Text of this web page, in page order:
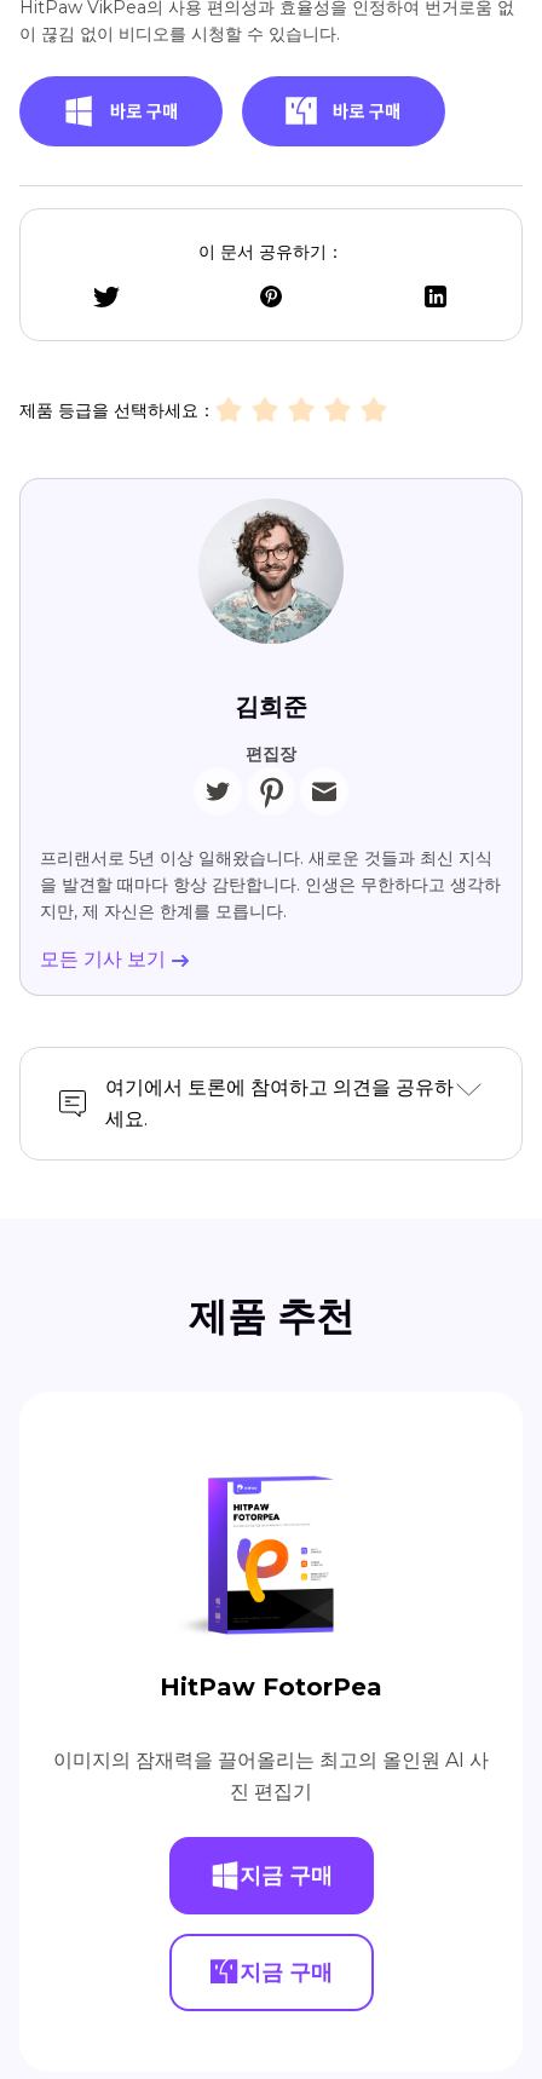
HitPaw VikPea의 사용 편의성과 효율성을 인정하여 번거로움 없
이 끊김 없이 비디오를 시청할 수 있습니다.
이 문서 공유하기：
제품 등급을 선택하세요：
김희준
편집장
프리랜서로 5년 이상 일해왔습니다. 새로운 것들과 최신 지식
을 발견할 때마다 항상 감탄합니다. 인생은 무한하다고 생각하
지만, 제 자신은 한계를 모릅니다.
모든 기사 보기
여기에서 토론에 참여하고 의견을 공유하
세요.
제품 추천
HitPaw FotorPea
이미지의 잠재력을 끌어올리는 최고의 올인원 AI 사
진 편집기
지금 구매
지금 구매